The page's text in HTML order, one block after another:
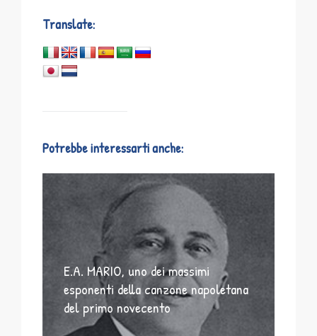
Translate:
Potrebbe interessarti anche:
E.A. MARIO, uno dei massimi
esponenti della canzone napoletana
del primo novecento